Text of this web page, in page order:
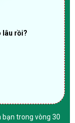
lâu rồi?
bạn trong vòng 30